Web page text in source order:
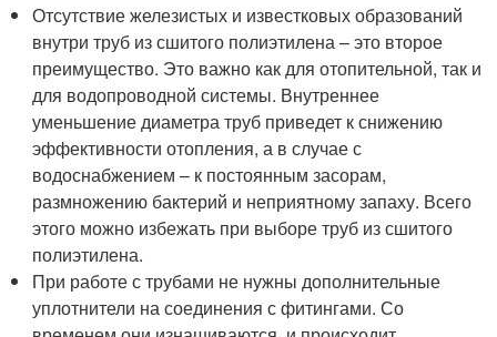
Отсутствие железистых и известковых образований
внутри труб из сшитого полиэтилена – это второе
преимущество. Это важно как для отопительной, так и
для водопроводной системы. Внутреннее
уменьшение диаметра труб приведет к снижению
эффективности отопления, а в случае с
водоснабжением – к постоянным засорам,
размножению бактерий и неприятному запаху. Всего
этого можно избежать при выборе труб из сшитого
полиэтилена.
При работе с трубами не нужны дополнительные
уплотнители на соединения с фитингами. Со